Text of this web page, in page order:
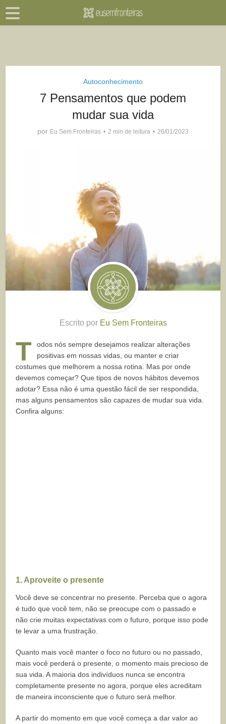
Autoconhecimento
7 Pensamentos que podem
mudar sua vida
por Eu Sem Fronteiras 2 min de leitura 26/01/2023
Escrito por Eu Sem Fronteiras
T
odos nós sempre desejamos realizar alterações
positivas em nossas vidas, ou manter e criar
costumes que melhorem a nossa rotina. Mas por onde
devemos começar? Que tipos de novos hábitos devemos
adotar? Essa não é uma questão fácil de ser respondida,
mas alguns pensamentos são capazes de mudar sua vida.
Confira alguns:
1. Aproveite o presente
Você deve se concentrar no presente. Perceba que o agora
é tudo que você tem, não se preocupe com o passado e
não crie muitas expectativas com o futuro, porque isso pode
te levar a uma frustração.
Quanto mais você manter o foco no futuro ou no passado,
mais você perderá o presente, o momento mais precioso de
sua vida. A maioria dos indivíduos nunca se encontra
completamente presente no agora, porque eles acreditam
de maneira inconsciente que o futuro será melhor.
A partir do momento em que você começa a dar valor ao